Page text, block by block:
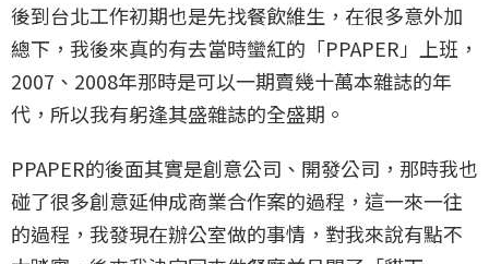
後到台北工作初期也是先找餐飲維生，在很多意外加
總下，我後來真的有去當時蠻紅的「PPAPER」上班，
2007、2008年那時是可以一期賣幾十萬本雜誌的年
代，所以我有躬逢其盛雜誌的全盛期。
PPAPER的後面其實是創意公司、開發公司，那時我也
碰了很多創意延伸成商業合作案的過程，這一來一往
的過程，我發現在辦公室做的事情，對我來說有點不